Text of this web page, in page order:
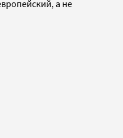
а не